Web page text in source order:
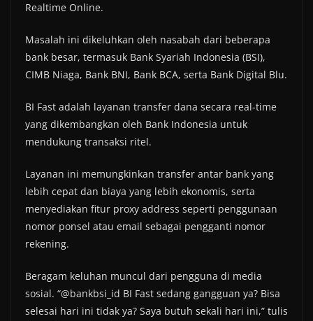
Realtime Online.
Masalah ini dikeluhkan oleh nasabah dari beberapa
bank besar, termasuk Bank Syariah Indonesia (BSI),
CIMB Niaga, Bank BNI, Bank BCA, serta Bank Digital Blu.
BI Fast adalah layanan transfer dana secara real-time
yang dikembangkan oleh Bank Indonesia untuk
mendukung transaksi ritel.
Layanan ini memungkinkan transfer antar bank yang
lebih cepat dan biaya yang lebih ekonomis, serta
menyediakan fitur proxy address seperti penggunaan
nomor ponsel atau email sebagai pengganti nomor
rekening.
Beragam keluhan muncul dari pengguna di media
sosial. “@bankbsi_id BI Fast sedang gangguan ya? Bisa
selesai hari ini tidak ya? Saya butuh sekali hari ini,” tulis